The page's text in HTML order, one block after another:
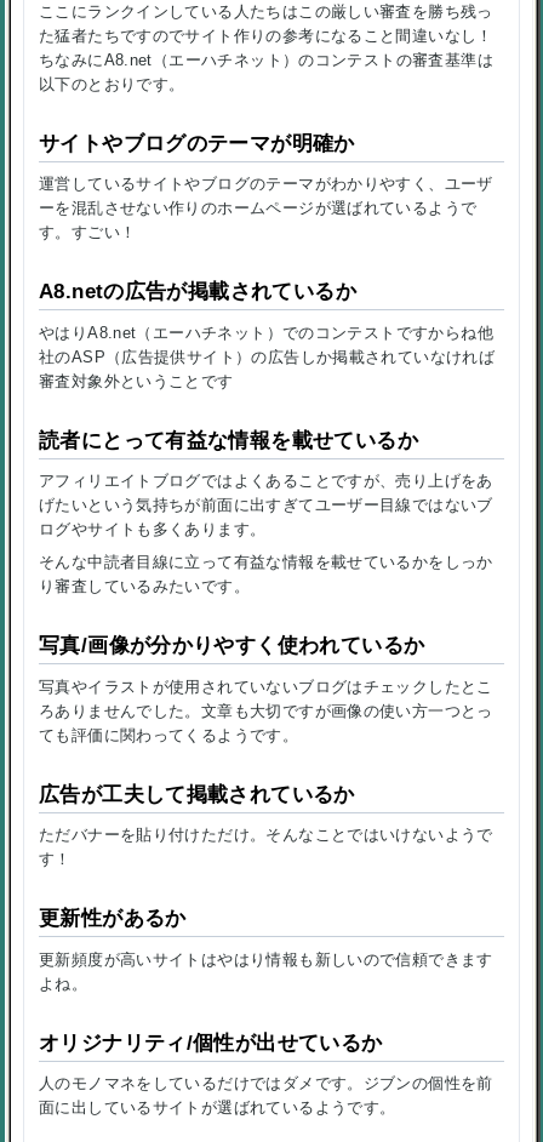
ここにランクインしている人たちはこの厳しい審査を勝ち残っ
た猛者たちですのでサイト作りの参考になること間違いなし！
ちなみにA8.net（エーハチネット）のコンテストの審査基準は
以下のとおりです。
サイトやブログのテーマが明確か
運営しているサイトやブログのテーマがわかりやすく、ユーザ
ーを混乱させない作りのホームページが選ばれているようで
す。すごい！
A8.netの広告が掲載されているか
やはりA8.net（エーハチネット）でのコンテストですからね他
社のASP（広告提供サイト）の広告しか掲載されていなければ
審査対象外ということです
読者にとって有益な情報を載せているか
アフィリエイトブログではよくあることですが、売り上げをあ
げたいという気持ちが前面に出すぎてユーザー目線ではないブ
ログやサイトも多くあります。
そんな中読者目線に立って有益な情報を載せているかをしっか
り審査しているみたいです。
写真/画像が分かりやすく使われているか
写真やイラストが使用されていないブログはチェックしたとこ
ろありませんでした。文章も大切ですが画像の使い方一つとっ
ても評価に関わってくるようです。
広告が工夫して掲載されているか
ただバナーを貼り付けただけ。そんなことではいけないようで
す！
更新性があるか
更新頻度が高いサイトはやはり情報も新しいので信頼できます
よね。
オリジナリティ/個性が出せているか
人のモノマネをしているだけではダメです。ジブンの個性を前
面に出しているサイトが選ばれているようです。